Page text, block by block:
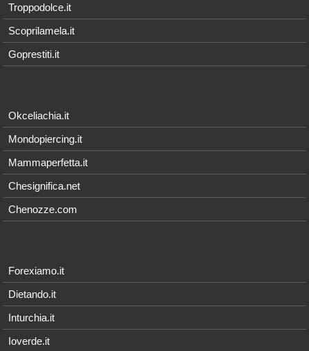
Troppodolce.it
Scoprilamela.it
Goprestiti.it
Okceliachia.it
Mondopiercing.it
Mammaperfetta.it
Chesignifica.net
Chenozze.com
Forexiamo.it
Dietando.it
Inturchia.it
Ioverde.it